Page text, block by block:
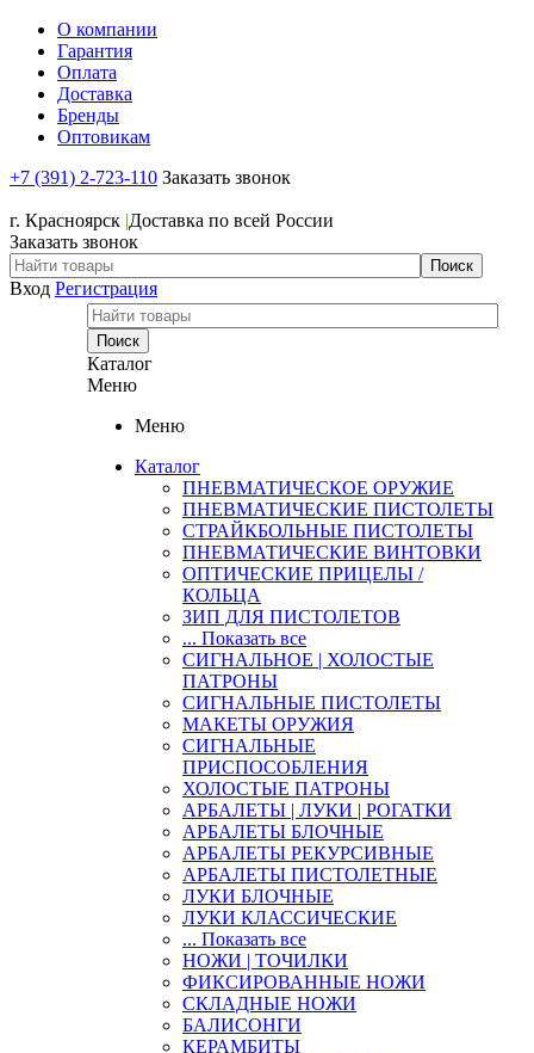
О компании
Гарантия
Оплата
Доставка
Бренды
Оптовикам
+7 (391) 2-723-110 Заказать звонок
г. Красноярск |Доставка по всей России
Заказать звонок
Вход Регистрация
Каталог
Меню
Меню
Каталог
ПНЕВМАТИЧЕСКОЕ ОРУЖИЕ
ПНЕВМАТИЧЕСКИЕ ПИСТОЛЕТЫ
СТРАЙКБОЛЬНЫЕ ПИСТОЛЕТЫ
ПНЕВМАТИЧЕСКИЕ ВИНТОВКИ
ОПТИЧЕСКИЕ ПРИЦЕЛЫ /
КОЛЬЦА
ЗИП ДЛЯ ПИСТОЛЕТОВ
... Показать все
СИГНАЛЬНОЕ | ХОЛОСТЫЕ
ПАТРОНЫ
СИГНАЛЬНЫЕ ПИСТОЛЕТЫ
МАКЕТЫ ОРУЖИЯ
СИГНАЛЬНЫЕ
ПРИСПОСОБЛЕНИЯ
ХОЛОСТЫЕ ПАТРОНЫ
АРБАЛЕТЫ | ЛУКИ | РОГАТКИ
АРБАЛЕТЫ БЛОЧНЫЕ
АРБАЛЕТЫ РЕКУРСИВНЫЕ
АРБАЛЕТЫ ПИСТОЛЕТНЫЕ
ЛУКИ БЛОЧНЫЕ
ЛУКИ КЛАССИЧЕСКИЕ
... Показать все
НОЖИ | ТОЧИЛКИ
ФИКСИРОВАННЫЕ НОЖИ
СКЛАДНЫЕ НОЖИ
БАЛИСОНГИ
КЕРАМБИТЫ